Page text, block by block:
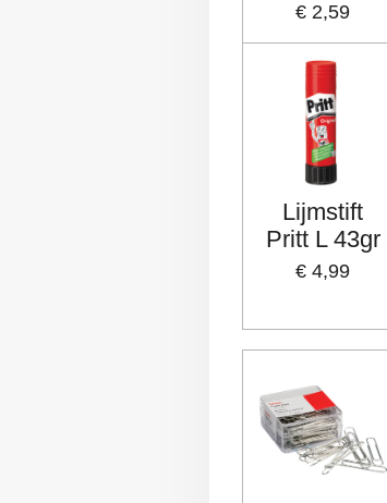
€ 2,59
Lijmstift
Pritt L 43gr
€ 4,99